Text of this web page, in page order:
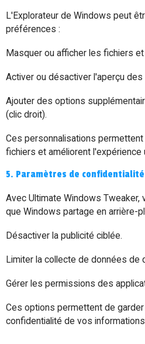
L'Explorateur de Windows peut
préférences :
Masquer ou afficher les fichiers
Activer ou désactiver l'aperçu des
Ajouter des options
(clic droit).
Ces personnalisations
fichiers et améliorent l'expérience
5. Paramètres de confidentialité
Avec Ultimate Windows
que Windows partage en arrière-
Désactiver la publicité ciblée.
Limiter la collecte de données de
Gérer les permissions des
Ces options permettent de
confidentialité de vos